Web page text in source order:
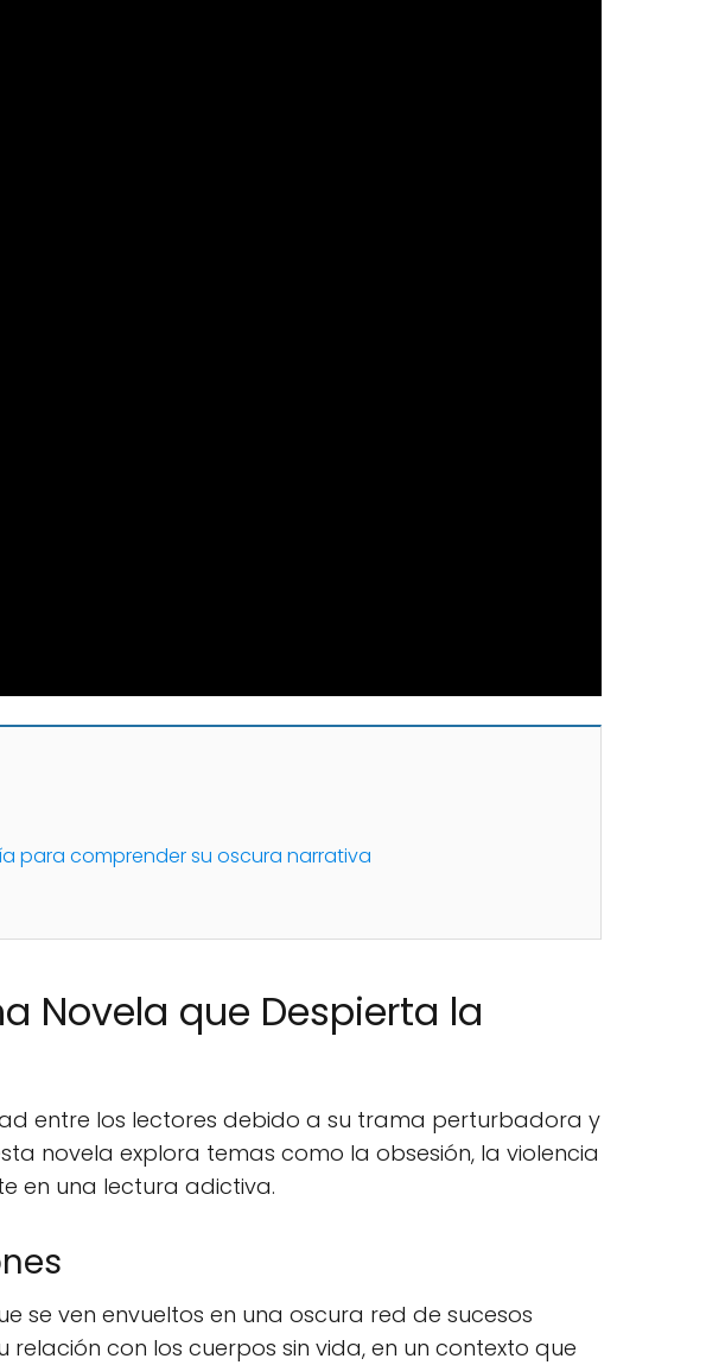
para comprender su oscura narrativa
Novela que Despierta la
entre los lectores debido a su trama perturbadora y
novela explora temas como la obsesión, la violencia
en una lectura adictiva.
se ven envueltos en una oscura red de sucesos
con los cuerpos sin vida, en un contexto que